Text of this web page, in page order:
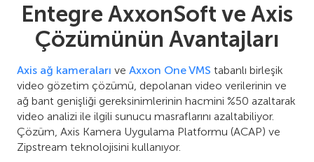
Entegre AxxonSoft ve Axis
Çözümünün Avantajları
Axis ağ kameraları ve Axxon One VMS tabanlı birleşik
video gözetim çözümü, depolanan video verilerinin ve
ağ bant genişliği gereksinimlerinin hacmini %50 azaltarak
video analizi ile ilgili sunucu masraflarını azaltabiliyor.
Çözüm, Axis Kamera Uygulama Platformu (ACAP) ve
Zipstream teknolojisini kullanıyor.